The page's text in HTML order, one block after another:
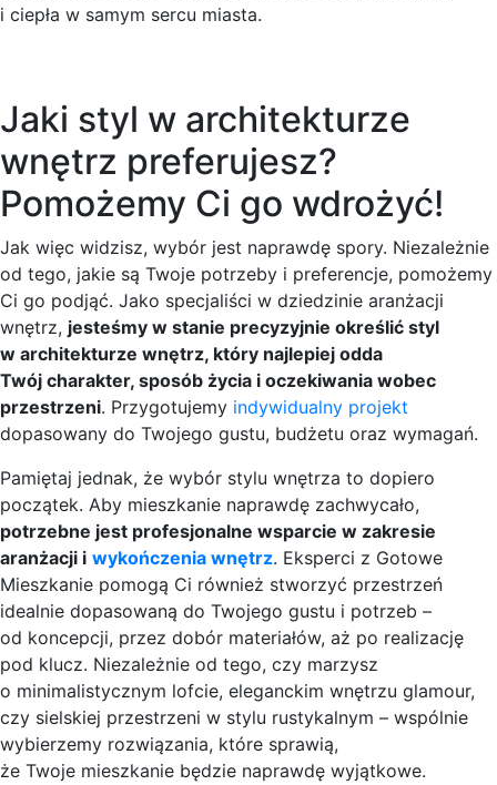
i ciepła w samym sercu miasta.
Jaki styl w architekturze
wnętrz preferujesz?
Pomożemy Ci go wdrożyć!
Jak więc widzisz, wybór jest naprawdę spory. Niezależnie
od tego, jakie są Twoje potrzeby i preferencje, pomożemy
Ci go podjąć. Jako specjaliści w dziedzinie aranżacji
wnętrz, jesteśmy w stanie precyzyjnie określić styl
w architekturze wnętrz, który najlepiej odda
Twój charakter, sposób życia i oczekiwania wobec
przestrzeni. Przygotujemy indywidualny projekt
dopasowany do Twojego gustu, budżetu oraz wymagań.
Pamiętaj jednak, że wybór stylu wnętrza to dopiero
początek. Aby mieszkanie naprawdę zachwycało,
potrzebne jest profesjonalne wsparcie w zakresie
aranżacji i wykończenia wnętrz. Eksperci z Gotowe
Mieszkanie pomogą Ci również stworzyć przestrzeń
idealnie dopasowaną do Twojego gustu i potrzeb –
od koncepcji, przez dobór materiałów, aż po realizację
pod klucz. Niezależnie od tego, czy marzysz
o minimalistycznym lofcie, eleganckim wnętrzu glamour,
czy sielskiej przestrzeni w stylu rustykalnym – wspólnie
wybierzemy rozwiązania, które sprawią,
że Twoje mieszkanie będzie naprawdę wyjątkowe.